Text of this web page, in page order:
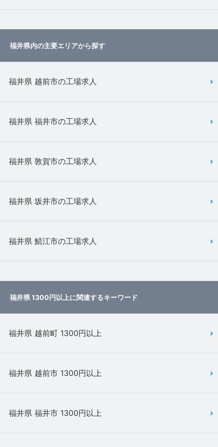
福井県内の主要エリアから探す
福井県 越前市の工場求人
福井県 福井市の工場求人
福井県 敦賀市の工場求人
福井県 坂井市の工場求人
福井県 鯖江市の工場求人
福井県 1300円以上に関連するキーワード
福井県 越前町 1300円以上
福井県 越前市 1300円以上
福井県 福井市 1300円以上